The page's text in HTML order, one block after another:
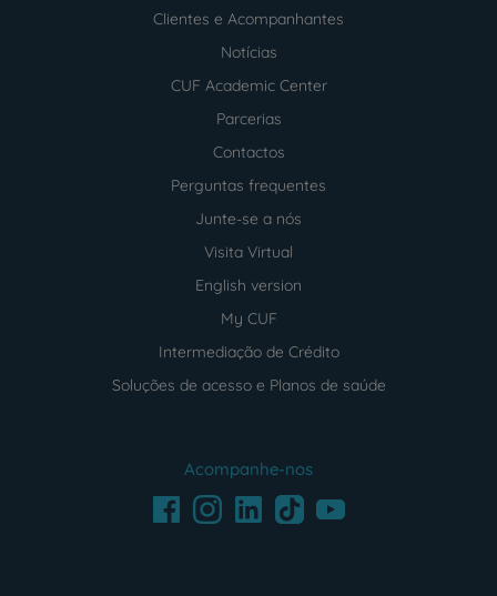
Clientes e Acompanhantes
Notícias
CUF Academic Center
Parcerias
Contactos
Perguntas frequentes
Junte-se a nós
Visita Virtual
English version
My CUF
Intermediação de Crédito
Soluções de acesso e Planos de saúde
Acompanhe-nos
FacebookInstagramLinkedInTikTokYoutube